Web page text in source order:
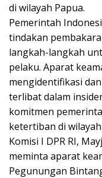
di wilayah Papua.
Pemerintah
tindakan
langkah-langkah
pelaku. Aparat
mengidentifikasi
terlibat dalam
komitmen
ketertiban di
Komisi I DPR RI,
meminta aparat
Pegunungan